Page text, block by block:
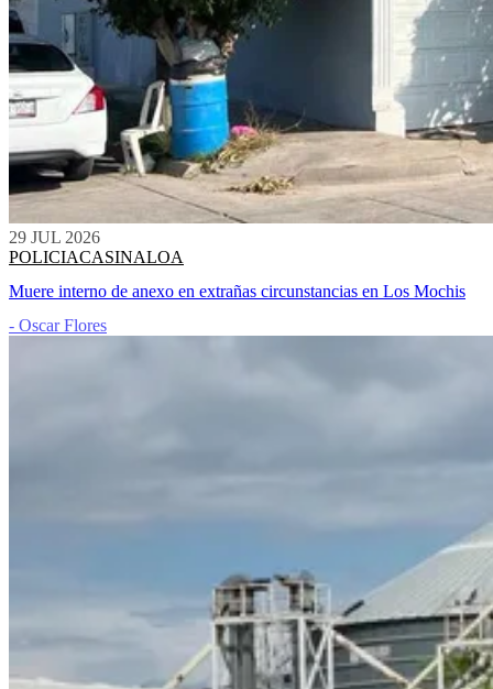
29 JUL 2026
POLICIACASINALOA
Muere interno de anexo en extrañas circunstancias en Los Mochis
- Oscar Flores